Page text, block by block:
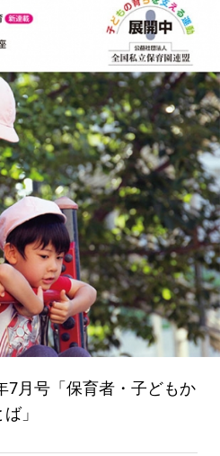
7月号「保育者・子どもか
」